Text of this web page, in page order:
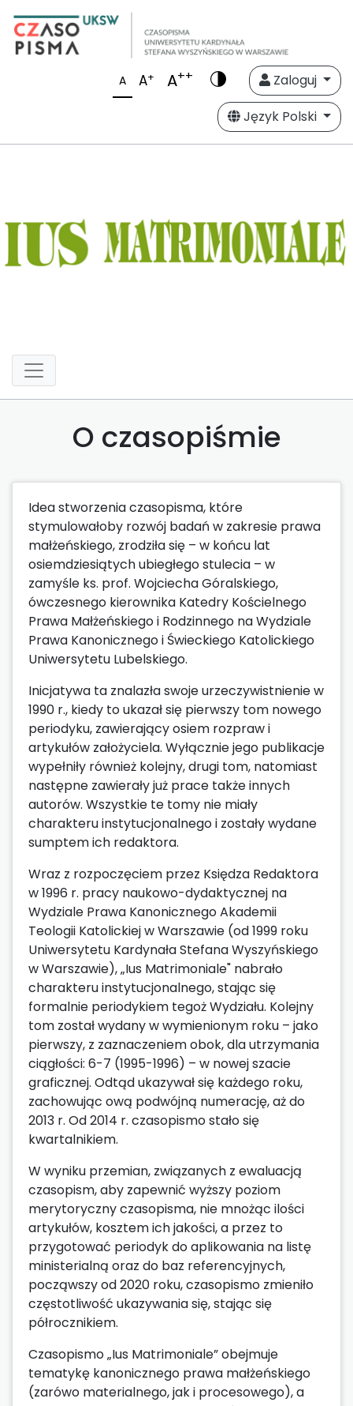
A A+ A++
Zaloguj
Język Polski
O czasopiśmie
Idea stworzenia czasopisma, które
stymulowałoby rozwój badań w zakresie prawa
małżeńskiego, zrodziła się – w końcu lat
osiemdziesiątych ubiegłego stulecia – w
zamyśle ks. prof. Wojciecha Góralskiego,
ówczesnego kierownika Katedry Kościelnego
Prawa Małżeńskiego i Rodzinnego na Wydziale
Prawa Kanonicznego i Świeckiego Katolickiego
Uniwersytetu Lubelskiego.
Inicjatywa ta znalazła swoje urzeczywistnienie w
1990 r., kiedy to ukazał się pierwszy tom nowego
periodyku, zawierający osiem rozpraw i
artykułów założyciela. Wyłącznie jego publikacje
wypełniły również kolejny, drugi tom, natomiast
następne zawierały już prace także innych
autorów. Wszystkie te tomy nie miały
charakteru instytucjonalnego i zostały wydane
sumptem ich redaktora.
Wraz z rozpoczęciem przez Księdza Redaktora
w 1996 r. pracy naukowo-dydaktycznej na
Wydziale Prawa Kanonicznego Akademii
Teologii Katolickiej w Warszawie (od 1999 roku
Uniwersytetu Kardynała Stefana Wyszyńskiego
w Warszawie), „Ius Matrimoniale" nabrało
charakteru instytucjonalnego, stając się
formalnie periodykiem tegoż Wydziału. Kolejny
tom został wydany w wymienionym roku – jako
pierwszy, z zaznaczeniem obok, dla utrzymania
ciągłości: 6-7 (1995-1996) – w nowej szacie
graficznej. Odtąd ukazywał się każdego roku,
zachowując ową podwójną numerację, aż do
2013 r. Od 2014 r. czasopismo stało się
kwartalnikiem.
W wyniku przemian, związanych z ewaluacją
czasopism, aby zapewnić wyższy poziom
merytoryczny czasopisma, nie mnożąc ilości
artykułów, kosztem ich jakości, a przez to
przygotować periodyk do aplikowania na listę
ministerialną oraz do baz referencyjnych,
począwszy od 2020 roku, czasopismo zmieniło
częstotliwość ukazywania się, stając się
półrocznikiem.
Czasopismo „Ius Matrimoniale” obejmuje
tematykę kanonicznego prawa małżeńskiego
(zarówo materialnego, jak i procesowego), a